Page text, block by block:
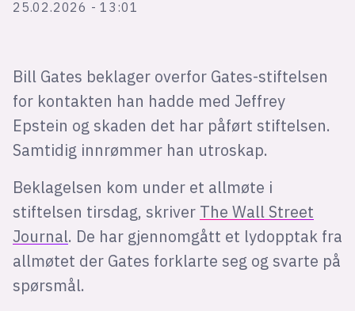
25.02.2026 - 13:01
Bill Gates beklager overfor Gates-stiftelsen
for kontakten han hadde med Jeffrey
Epstein og skaden det har påført stiftelsen.
Samtidig innrømmer han utroskap.
Beklagelsen kom under et allmøte i
stiftelsen tirsdag, skriver The Wall Street
Journal. De har gjennomgått et lydopptak fra
allmøtet der Gates forklarte seg og svarte på
spørsmål.